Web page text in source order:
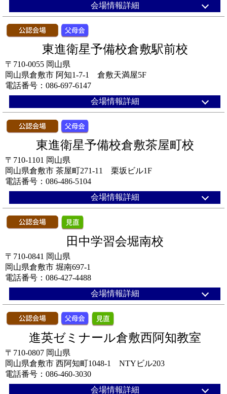
会場情報詳細
東進衛星予備校倉敷駅前校
〒710-0055 岡山県
岡山県倉敷市 阿知1-7-1 倉敷天満屋5F
電話番号：086-697-6147
会場情報詳細
東進衛星予備校倉敷茶屋町校
〒710-1101 岡山県
岡山県倉敷市 茶屋町271-11 栗坂ビル1F
電話番号：086-486-5104
会場情報詳細
田中学習会堀南校
〒710-0841 岡山県
岡山県倉敷市 堀南697-1
電話番号：086-427-4488
会場情報詳細
進英ゼミナール倉敷西阿知教室
〒710-0807 岡山県
岡山県倉敷市 西阿知町1048-1 NTYビル203
電話番号：086-460-3030
会場情報詳細